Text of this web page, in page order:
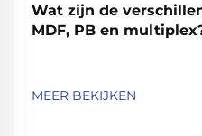
Wat zijn de
MDF, PB en
MEER BEKIJKEN